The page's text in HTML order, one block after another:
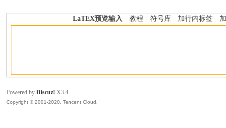
LaTEX预览输入 教程 符号库 加行内标签
Powered byDiscuz! X3.4
Copyright © 2001-2020, Tencent Cloud.